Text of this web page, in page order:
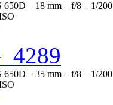
650D – 18 mm – f/8 – 1/200
650D – 35 mm – f/8 – 1/200